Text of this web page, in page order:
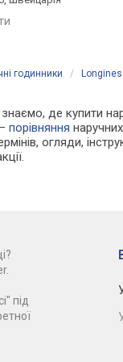
годинники / Longines
де купити
—порівняння
огляди,
під